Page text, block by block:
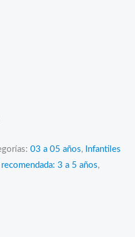
03 a 05 años, Infantiles
recomendada: 3 a 5 años,